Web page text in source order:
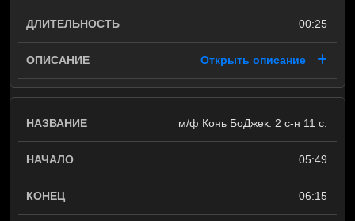
00:25
Открыть описание
м/ф Конь БоДжек. 2 с-н 11 с.
05:49
06:15